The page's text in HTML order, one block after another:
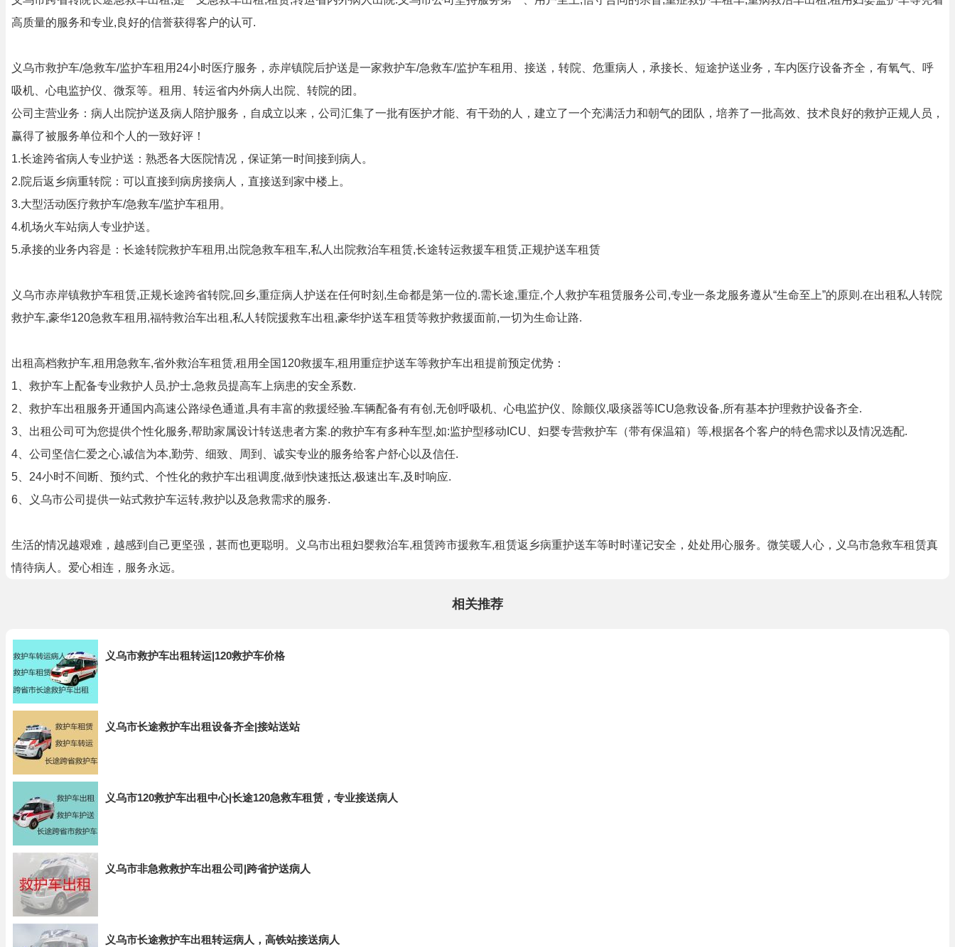
高质量的服务和专业,良好的信誉获得客户的认可.
义乌市救护车/急救车/监护车租用24小时医疗服务，赤岸镇院后护送是一家救护车/急救车/监护车租用、接送，转院、危重病人，承接长、短途护送业务，车内医疗设备齐全，有氧气、呼
吸机、心电监护仪、微泵等。租用、转运省内外病人出院、转院的团。
公司主营业务：病人出院护送及病人陪护服务，自成立以来，公司汇集了一批有医护才能、有干劲的人，建立了一个充满活力和朝气的团队，培养了一批高效、技术良好的救护正规人员，
赢得了被服务单位和个人的一致好评！
1.长途跨省病人专业护送：熟悉各大医院情况，保证第一时间接到病人。
2.院后返乡病重转院：可以直接到病房接病人，直接送到家中楼上。
3.大型活动医疗救护车/急救车/监护车租用。
4.机场火车站病人专业护送。
5.承接的业务内容是：长途转院救护车租用,出院急救车租车,私人出院救治车租赁,长途转运救援车租赁,正规护送车租赁
义乌市赤岸镇救护车租赁,正规长途跨省转院,回乡,重症病人护送在任何时刻,生命都是第一位的.需长途,重症,个人救护车租赁服务公司,专业一条龙服务遵从“生命至上”的原则.在出租私人转院
救护车,豪华120急救车租用,福特救治车出租,私人转院援救车出租,豪华护送车租赁等救护救援面前,一切为生命让路.
出租高档救护车,租用急救车,省外救治车租赁,租用全国120救援车,租用重症护送车等救护车出租提前预定优势：
1、救护车上配备专业救护人员,护士,急救员提高车上病患的安全系数.
2、救护车出租服务开通国内高速公路绿色通道,具有丰富的救援经验.车辆配备有有创,无创呼吸机、心电监护仪、除颤仪,吸痰器等ICU急救设备,所有基本护理救护设备齐全.
3、出租公司可为您提供个性化服务,帮助家属设计转送患者方案.的救护车有多种车型,如:监护型移动ICU、妇婴专营救护车（带有保温箱）等,根据各个客户的特色需求以及情况选配.
4、公司坚信仁爱之心,诚信为本,勤劳、细致、周到、诚实专业的服务给客户舒心以及信任.
5、24小时不间断、预约式、个性化的救护车出租调度,做到快速抵达,极速出车,及时响应.
6、义乌市公司提供一站式救护车运转,救护以及急救需求的服务.
生活的情况越艰难，越感到自己更坚强，甚而也更聪明。义乌市出租妇婴救治车,租赁跨市援救车,租赁返乡病重护送车等时时谨记安全，处处用心服务。微笑暖人心，义乌市急救车租赁真
情待病人。爱心相连，服务永远。
相关推荐
义乌市救护车出租转运|120救护车价格
义乌市长途救护车出租设备齐全|接站送站
义乌市120救护车出租中心|长途120急救车租赁，专业接送病人
义乌市非急救救护车出租公司|跨省护送病人
义乌市长途救护车出租转运病人，高铁站接送病人